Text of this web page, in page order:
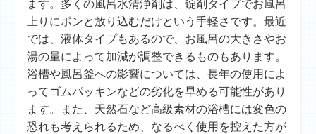
ます。多くの風呂水清浄剤は、錠剤タイプでお風呂
上りにポンと放り込むだけという手軽さです。最近
では、液体タイプもあるので、お風呂の大きさやお
湯の量によって加減が調整できるものもあります。
浴槽や風呂釜への影響については、長年の使用によ
ってゴムパッキンなどの劣化を早める可能性があり
ます。また、天然石など高級素材の浴槽には変色の
恐れも考えられるため、なるべく使用を控えた方が